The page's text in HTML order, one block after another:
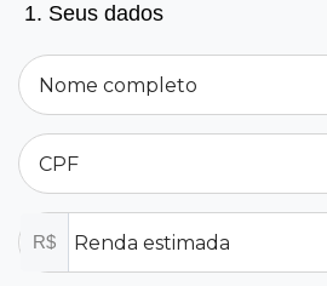
1. Seus dados
R$